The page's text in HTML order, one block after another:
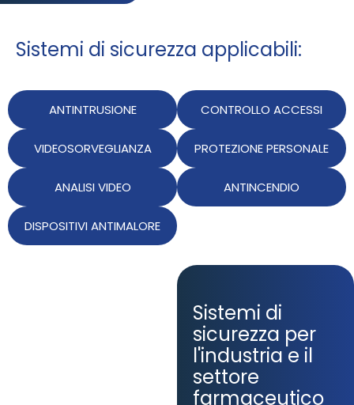
Sistemi di sicurezza applicabili:
ANTINTRUSIONE CONTROLLO ACCESSI
VIDEOSORVEGLIANZA PROTEZIONE PERSONALE
ANALISI VIDEO ANTINCENDIO
DISPOSITIVI ANTIMALORE
Sistemi di
sicurezza per
l'industria e il
settore
farmaceutico